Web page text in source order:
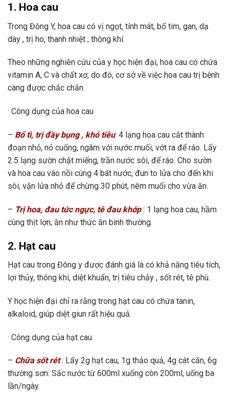
1. Hoa cau
Trong Đông Y, hoa cau có vị ngọt, tính mát, bổ tim, gan, dạ
dày , trị ho, thanh nhiệt , thông khí.
Theo những nghiên cứu của y học hiện đại, hoa cau có chứa
vitamin A, C và chất xơ, do đó, cơ sở về việc hoa cau trị bệnh
càng được chắc chắn.
· Công dụng của hoa cau
– Bổ tì, trị đầy bụng , khó tiêu: 4 lạng hoa cau cắt thành
đoạn nhỏ, nỏ cuống, ngâm với nước muối, vớt ra để ráo. Lấy
2.5 lạng sườn chặt miếng, trần nước sôi, để ráo. Cho sườn
và hoa cau vào nồi cùng 4 bát nước, đun to lửa cho đến khi
sôi, vặn lửa nhỏ để chừng 30 phút, nêm muối cho vừa ăn.
– Trị hoa, đau tức ngực, tê đau khớp : 1 lạng hoa cau, hầm
cùng thịt lợn, ăn như thức ăn bình thường.
2. Hạt cau
Hạt cau trong Đông y được đánh giá là có khả năng tiêu tích,
lợi thủy, thông khí, diệt khuẩn, trị tiêu chảy , sốt rét, tê phù.
Y học hiện đại chỉ ra rằng trong hạt cau có chứa tanin,
alkaloid, giúp diệt giun rất hiệu quả.
· Công dụng của hạt cau
– Chữa sốt rét : Lấy 2g hạt cau, 1g thảo quả, 4g cát căn, 6g
thường sơn. Sắc nước từ 600ml xuống còn 200ml, uống ba
lần/ngày.